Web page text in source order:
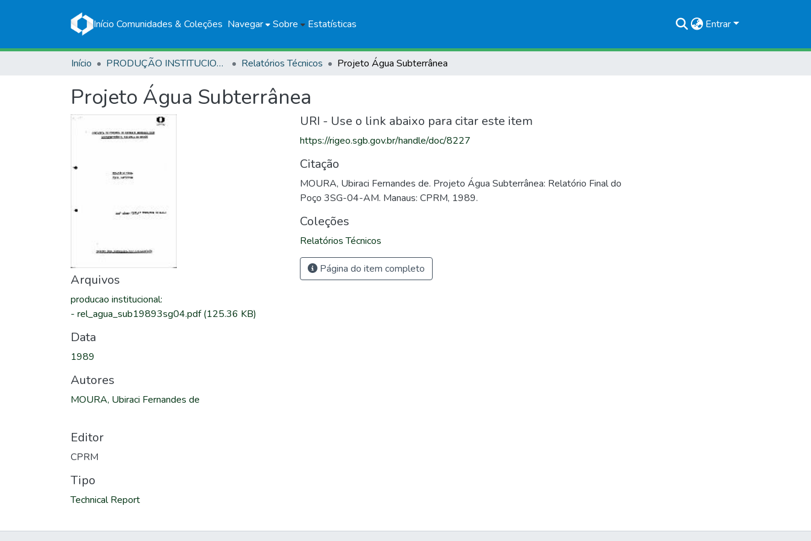
Início Comunidades & Coleções Navegar Sobre Estatísticas Entrar
Início PRODUÇÃO INSTITUCIONAL Relatórios Técnicos Projeto Água Subterrânea
Projeto Água Subterrânea
Arquivos
producao institucional:
- rel_agua_sub19893sg04.pdf(125.36 KB)
Data
1989
Autores
MOURA, Ubiraci Fernandes de
Editor
CPRM
Tipo
Technical Report
URI - Use o link abaixo para citar este item
https://rigeo.sgb.gov.br/handle/doc/8227
Citação
MOURA, Ubiraci Fernandes de. Projeto Água Subterrânea: Relatório Final do
Poço 3SG-04-AM. Manaus: CPRM, 1989.
Coleções
Relatórios Técnicos
Página do item completo